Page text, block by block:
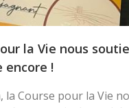
la Vie nous
encore !
la Course pour la Vie